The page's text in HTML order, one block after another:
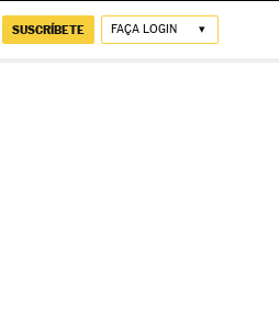
SUSCRÍBETE FAÇA LOGIN